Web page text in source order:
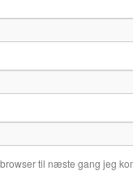
til næste gang jeg